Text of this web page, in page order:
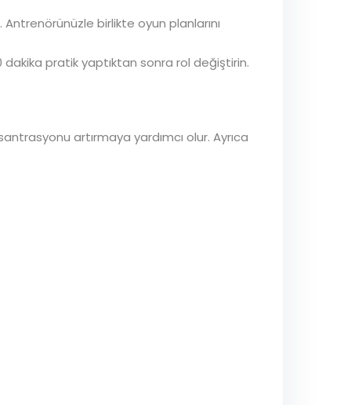
birlikte oyun planlarını
dakika pratik yaptıktan sonra rol değiştirin.
artırmaya yardımcı olur. Ayrıca